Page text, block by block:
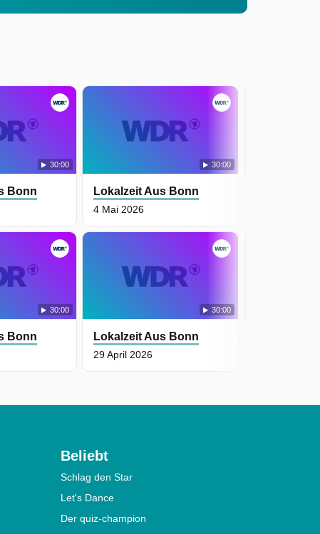
30:00
Bonn
30:00
Bonn
30:00
Lokalzeit Aus Bonn
4 Mai 2026
30:00
Lokalzeit Aus Bonn
29 April 2026
Beliebt
Schlag den Star
Let's Dance
Der quiz-champion